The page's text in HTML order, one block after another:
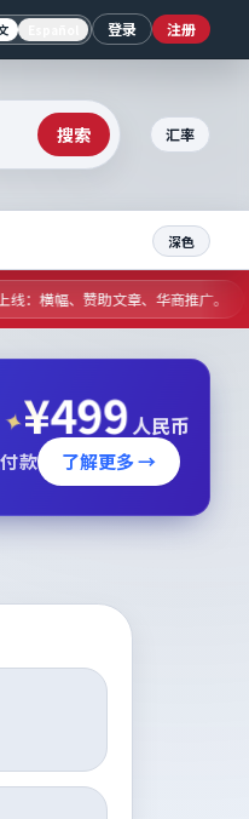
登录 注册
搜索 汇率
深色
：横幅、赞助文章、华商推广。
✦¥499人民币
款 了解更多 →